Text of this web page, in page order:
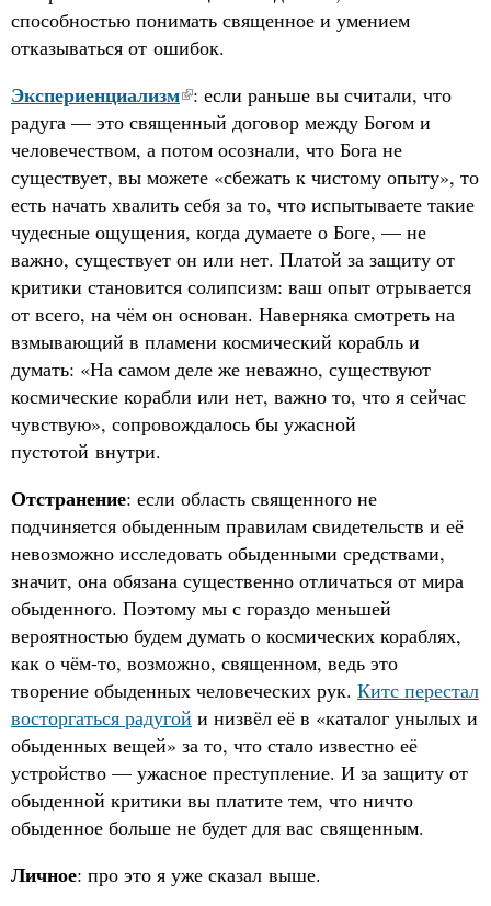
способностью понимать священное и умением
отказываться от ошибок.
Экспериенциализм : если раньше вы считали, что
радуга — это священный договор между Богом и
человечеством, а потом осознали, что Бога не
существует, вы можете «сбежать к чистому опыту», то
есть начать хвалить себя за то, что испытываете такие
чудесные ощущения, когда думаете о Боге, — не
важно, существует он или нет. Платой за защиту от
критики становится солипсизм: ваш опыт отрывается
от всего, на чём он основан. Наверняка смотреть на
взмывающий в пламени космический корабль и
думать: «На самом деле же неважно, существуют
космические корабли или нет, важно то, что я сейчас
чувствую», сопровождалось бы ужасной
пустотой внутри.
Отстранение: если область священного не
подчиняется обыденным правилам свидетельств и её
невозможно исследовать обыденными средствами,
значит, она обязана существенно отличаться от мира
обыденного. Поэтому мы с гораздо меньшей
вероятностью будем думать о космических кораблях,
как о чём-то, возможно, священном, ведь это
творение обыденных человеческих рук. Китс перестал
восторгаться радугой и низвёл её в «каталог унылых и
обыденных вещей» за то, что стало известно её
устройство — ужасное преступление. И за защиту от
обыденной критики вы платите тем, что ничто
обыденное больше не будет для вас священным.
Личное: про это я уже сказал выше.